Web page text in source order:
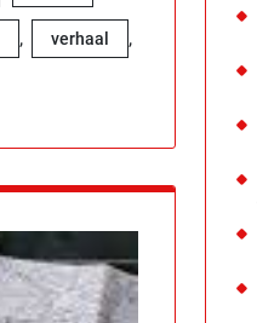
, verhaal ,